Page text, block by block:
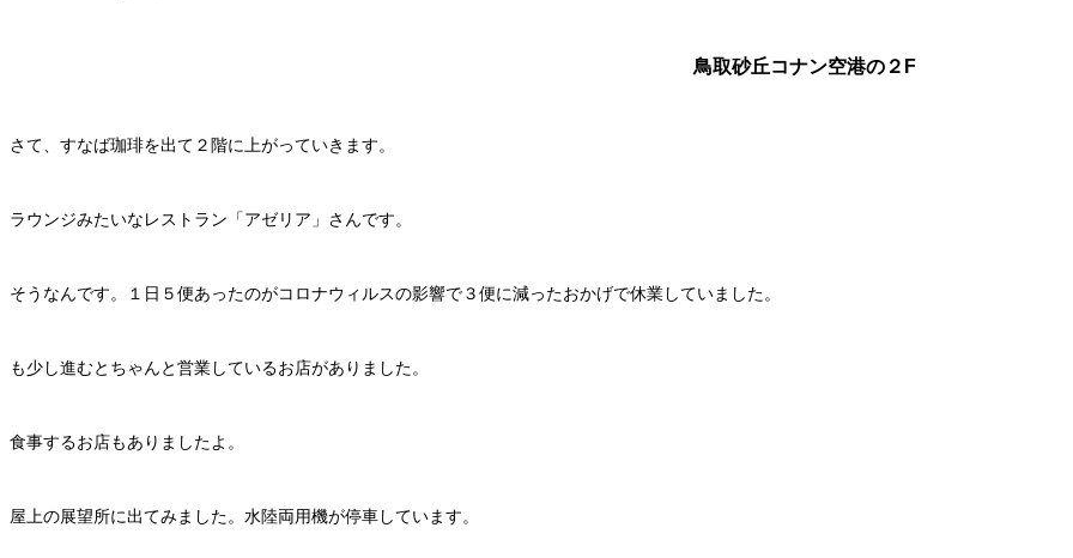
鳥取砂丘コナン空港の２F
さて、すなば珈琲を出て２階に上がっていきます。
ラウンジみたいなレストラン「アゼリア」さんです。
そうなんです。１日５便あったのがコロナウィルスの影響で３便に減ったおかげで休業していました。
も少し進むとちゃんと営業しているお店がありました。
食事するお店もありましたよ。
屋上の展望所に出てみました。水陸両用機が停車しています。